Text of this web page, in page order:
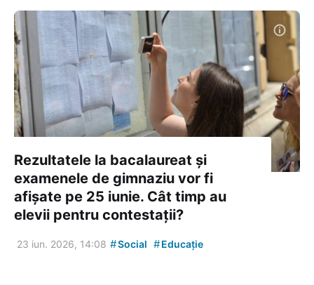
Rezultatele la bacalaureat și
examenele de gimnaziu vor fi
afișate pe 25 iunie. Cât timp au
elevii pentru contestații?
23 iun. 2026, 14:08 #Social #Educație